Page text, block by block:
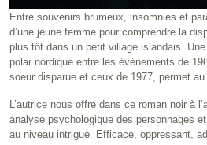
Entre souvenirs brumeux, insomnies et
d’une jeune femme pour comprendre la
plus tôt dans un petit village islandais.
polar nordique entre les événements de
soeur disparue et ceux de 1977, permet
L’autrice nous offre dans ce roman noir à
analyse psychologique des personnages
au niveau intrigue. Efficace, oppressant,